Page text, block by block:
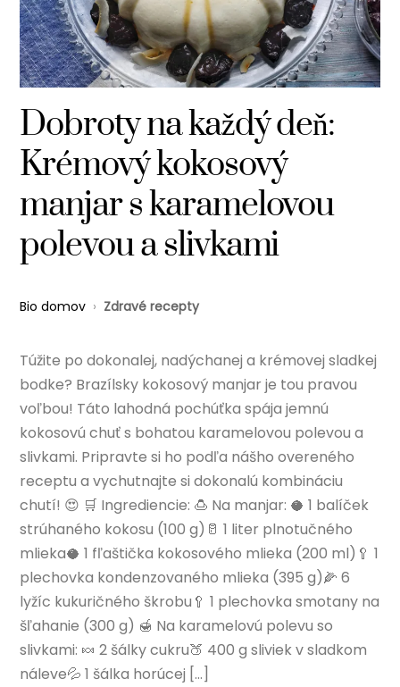
Dobroty na každý deň:
Krémový kokosový
manjar s karamelovou
polevou a slivkami
Bio domov › Zdravé recepty
Túžite po dokonalej, nadýchanej a krémovej sladkej
bodke? Brazílsky kokosový manjar je tou pravou
voľbou! Táto lahodná pochúťka spája jemnú
kokosovú chuť s bohatou karamelovou polevou a
slivkami. Pripravte si ho podľa nášho overeného
receptu a vychutnajte si dokonalú kombináciu
chutí! 😍 🛒 Ingrediencie: 🍮 Na manjar: 🥥 1 balíček
strúhaného kokosu (100 g)🥛 1 liter plnotučného
mlieka🥥 1 fľaštička kokosového mlieka (200 ml)🥄 1
plechovka kondenzovaného mlieka (395 g)🌽 6
lyžíc kukuričného škrobu🥄 1 plechovka smotany na
šľahanie (300 g) 🍯 Na karamelovú polevu so
slivkami: 🍬 2 šálky cukru🍑 400 g sliviek v sladkom
náleve💦 1 šálka horúcej […]